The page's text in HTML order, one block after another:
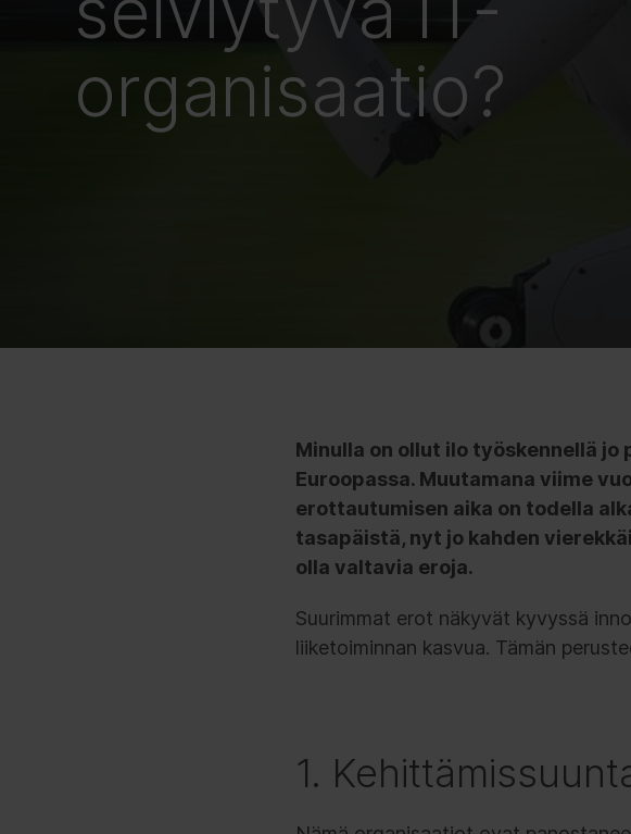
organisaatio?
Minulla on ollut ilo työskennellä jo
Euroopassa. Muutamana viime
erottautumisen aika on todella
tasapäistä, nyt jo kahden
olla valtavia eroja.
Suurimmat erot näkyvät kyvyssä
liiketoiminnan kasvua. Tämän
1.